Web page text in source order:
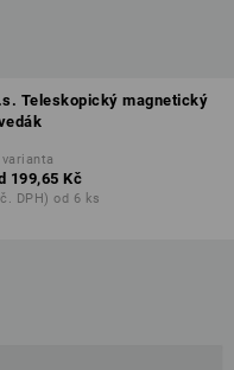
Teleskopický magnetický
varianta
199,65 Kč
DPH) od 6 ks